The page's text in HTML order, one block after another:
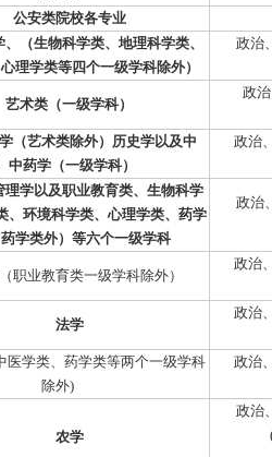
公安类院校各专业
（生物科学类、地理科学类、
理学类等四个一级学科除外）
政治
艺术类（一级学科）
政
（艺术类除外）历史学以及中
中药学（一级学科）
政治
理学以及职业教育类、生物科学
、环境科学类、心理学类、药学
学类外）等六个一级学科
政治
职业教育类一级学科除外）
政治
法学
政治
医学类、药学类等两个一级学科
除外)
政治
农学
政治